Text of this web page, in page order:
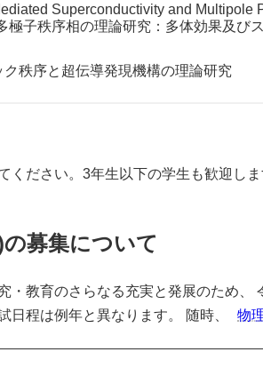
Superconductivity and
極子秩序相の理論研究：多体効果及び
秩序と超伝導発現機構の理論研究
ださい。3年生以下の学生も歓迎しま
募集について
・教育のさらなる充実と発展のため
日程は例年と異なります。 随時、
物